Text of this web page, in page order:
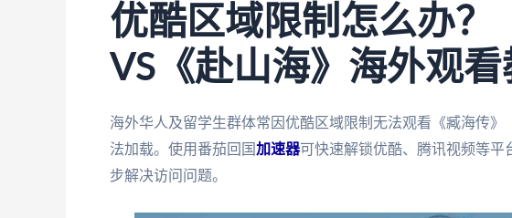
优酷区域限制怎么办？
VS《赴山海》海外观看
海外华人及留学生群体常因优酷区域限制无法观看《臧海传
法加载。使用番茄回国加速器可快速解锁优酷、腾讯视频等平
步解决访问问题。